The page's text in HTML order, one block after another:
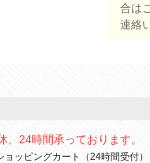
合は
連絡
、24時間承っております。
ョッピングカート（24時間受付）